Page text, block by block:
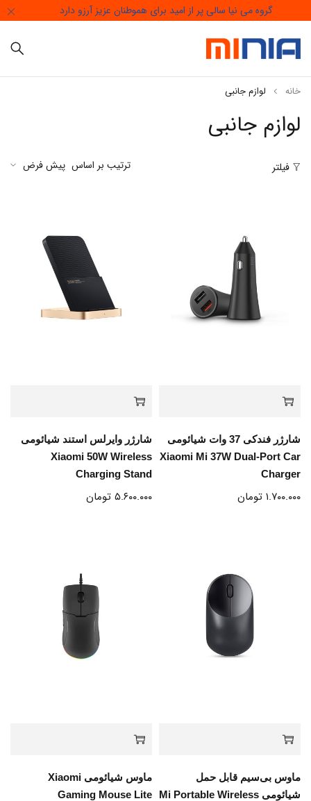
گروه می نیا سالی پر از امید برای هموطنان عزیز آرزو دارد
لوازم جانبی
خانه لوازم جانبی
فیلتر ترتیب بر اساس پیش فرض
شارژر فندکی 37 وات شیائومی
Xiaomi Mi 37W Dual-Port Car
Charger
۱.۷۰۰.۰۰۰ تومان
شارژر وایرلس استند شیائومی
Xiaomi 50W Wireless
Charging Stand
۵.۶۰۰.۰۰۰ تومان
ماوس بی‌سیم قابل حمل
شیائومی Mi Portable Wireless
ماوس شیائومی Xiaomi
Gaming Mouse Lite